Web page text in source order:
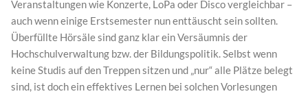
Veranstaltungen wie Konzerte, LoPa oder Disco vergleichbar –
auch wenn einige Erstsemester nun enttäuscht sein sollten.
Überfüllte Hörsäle sind ganz klar ein Versäumnis der
Hochschulverwaltung bzw. der Bildungspolitik. Selbst wenn
keine Studis auf den Treppen sitzen und „nur“ alle Plätze belegt
sind, ist doch ein effektives Lernen bei solchen Vorlesungen